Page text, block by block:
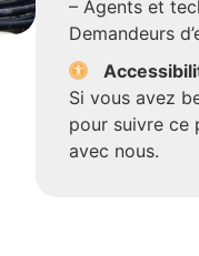
– Agents et
Demandeurs
Si vous avez
pour suivre ce
avec nous.